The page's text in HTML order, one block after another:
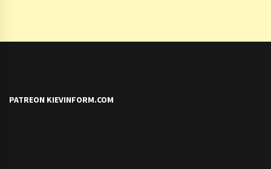
PATREON KIEVINFORM.COM